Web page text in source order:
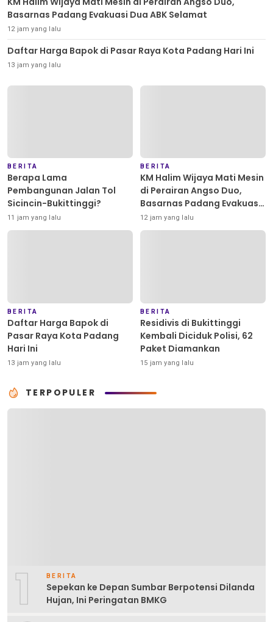
Basarnas Padang Evakuasi Dua ABK Selamat
12 jam yang lalu
Daftar Harga Bapok di Pasar Raya Kota Padang Hari Ini
13 jam yang lalu
BERITA
Berapa Lama
Pembangunan Jalan Tol
Sicincin-Bukittinggi?
11 jam yang lalu
BERITA
KM Halim Wijaya Mati Mesin
di Perairan Angso Duo,
Basarnas Padang Evakuasi
Dua ABK Selamat
12 jam yang lalu
BERITA
Daftar Harga Bapok di
Pasar Raya Kota Padang
Hari Ini
13 jam yang lalu
BERITA
Residivis di Bukittinggi
Kembali Diciduk Polisi, 62
Paket Diamankan
15 jam yang lalu
TERPOPULER
1 BERITA
Sepekan ke Depan Sumbar Berpotensi Dilanda
Hujan, Ini Peringatan BMKG